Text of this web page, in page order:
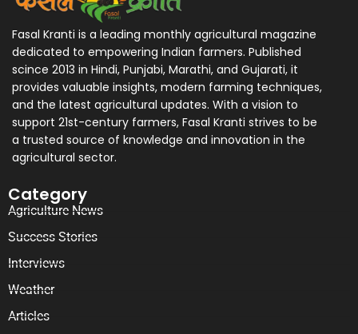
Fasal Kranti is a leading monthly agricultural magazine
dedicated to empowering Indian farmers. Published
scince 2013 in Hindi, Punjabi, Marathi, and Gujarati, it
provides valuable insights, modern farming techniques,
and the latest agricultural updates. With a vision to
support 21st-century farmers, Fasal Kranti strives to be
a trusted source of knowledge and innovation in the
agricultural sector.
Category
Agriculture News
Success Stories
Interviews
Weather
Articles